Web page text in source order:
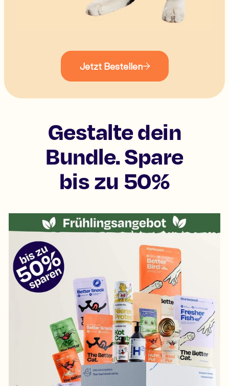
Jetzt Bestellen
Gestalte dein
Bundle. Spare
bis zu 50%